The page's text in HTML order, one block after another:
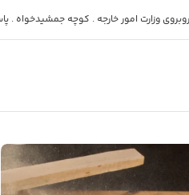
وزارت امور خارجه . کوچه جمشیدخواه .